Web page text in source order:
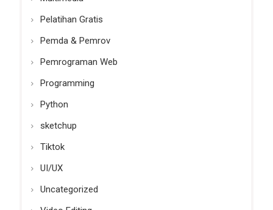
Pelatihan Gratis
Pemda & Pemrov
Pemrograman Web
Programming
Python
sketchup
Tiktok
UI/UX
Uncategorized